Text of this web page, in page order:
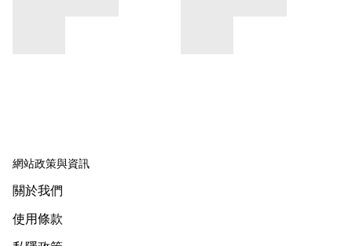
網站政策與資訊
關於我們
使用條款